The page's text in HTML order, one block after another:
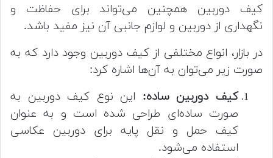
کیف دوربین همچنین می‌تواند برای حفاظت و
نگهداری از دوربین و لوازم جانبی آن نیز مفید باشد.
در بازار، انواع مختلفی از کیف دوربین وجود دارد که به
صورت زیر می‌توان به آن‌ها اشاره کرد:
کیف دوربین ساده: این نوع کیف دوربین به
صورت ساده‌ای طراحی شده است و به عنوان
کیف حمل و نقل پایه برای دوربین عکاسی
استفاده می‌شود.